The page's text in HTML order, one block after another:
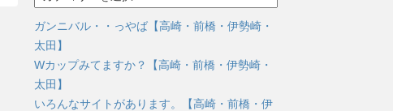
イ
ブ
テ
ゴ
リ
ガンニバル・・っやば【高崎・前橋・伊勢崎・
太田】
Wカップみてますか？【高崎・前橋・伊勢崎・
太田】
いろんなサイトがあります。【高崎・前橋・伊